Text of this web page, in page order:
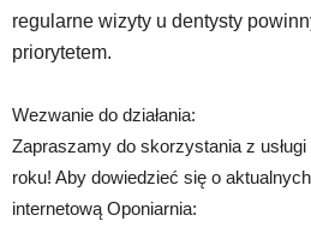
regularne wizyty u dentysty
priorytetem.
Wezwanie do działania:
Zapraszamy do skorzystania z
roku! Aby dowiedzieć się o
internetową Oponiarnia: